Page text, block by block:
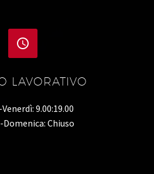


LAVORATIVO
9.00:19.00
Chiuso